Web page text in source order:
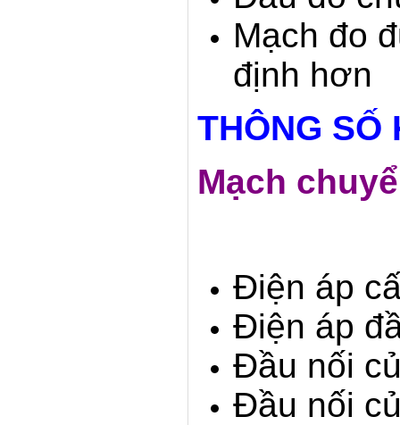
Mạch đo
định hơn
THÔNG SỐ
Mạch
Điện áp
Điện áp
Đầu nối
Đầu nối